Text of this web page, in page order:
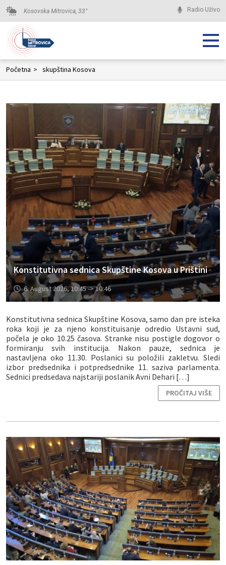
Kosovska Mitrovica, 33° Radio Uživo
Početna > skupština Kosova
Konstitutivna sednica Skupštine Kosova u Prištini
6. August 2026, 10:45 -> 10:46
Konstitutivna sednica Skupštine Kosova, samo dan pre isteka
roka koji je za njeno konstituisanje odredio Ustavni sud,
počela je oko 10.25 časova. Stranke nisu postigle dogovor o
formiranju svih institucija. Nakon pauze, sednica je
nastavljena oko 11.30. Poslanici su položili zakletvu. Sledi
izbor predsednika i potpredsednike 11. saziva parlamenta.
Sednici predsedava najstariji poslanik Avni Dehari […]
PROČITAJ VIŠE